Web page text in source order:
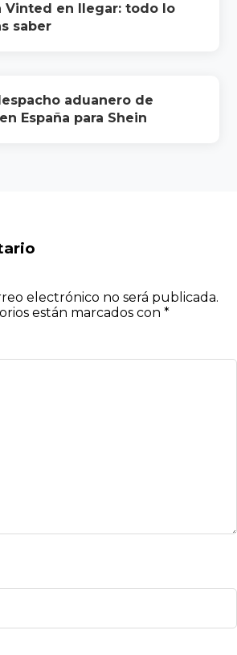
Vinted en llegar: todo lo
saber
aduanero de
España para Shein
electrónico no será publicada.
están marcados con *